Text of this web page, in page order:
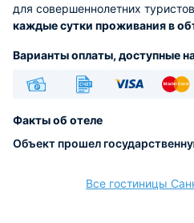
для совершеннолетних туристов
каждые сутки проживания в
Варианты оплаты, доступные
расчёт
Факты об отеле
Объект прошел
Все гостиницы